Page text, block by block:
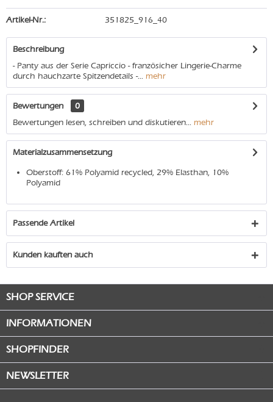
Artikel-Nr.: 351825_916_40
Beschreibung
- Panty aus der Serie Capriccio - französicher Lingerie-Charme
durch hauchzarte Spitzendetails -... mehr
Bewertungen
0
Bewertungen lesen, schreiben und diskutieren... mehr
Materialzusammensetzung
Oberstoff: 61% Polyamid recycled, 29% Elasthan, 10%
Polyamid
Passende Artikel
Kunden kauften auch
SHOP SERVICE
INFORMATIONEN
SHOPFINDER
NEWSLETTER